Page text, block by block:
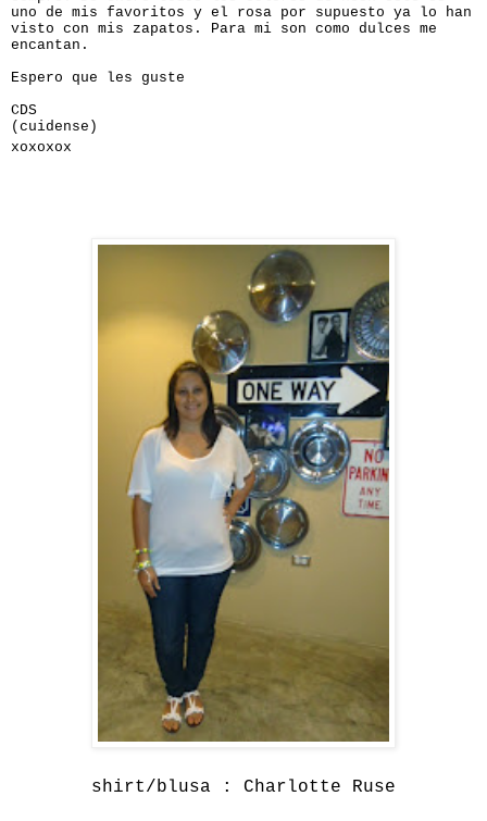
uno de mis favoritos y el rosa por supuesto ya lo han
visto con mis zapatos. Para mi son como dulces me
encantan.
Espero que les guste
CDS
(cuidense)
xoxoxox
shirt/blusa : Charlotte Ruse